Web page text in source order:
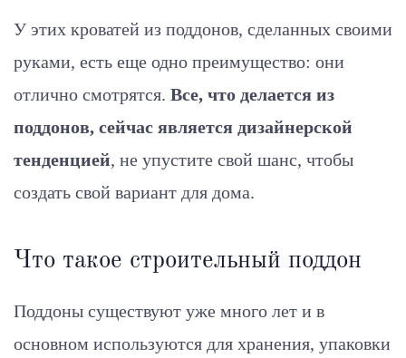
У этих кроватей из поддонов, сделанных своими
руками, есть еще одно преимущество: они
отлично смотрятся. Все, что делается из
поддонов, сейчас является дизайнерской
тенденцией, не упустите свой шанс, чтобы
создать свой вариант для дома.
Что такое строительный поддон
Поддоны существуют уже много лет и в
основном используются для хранения, упаковки